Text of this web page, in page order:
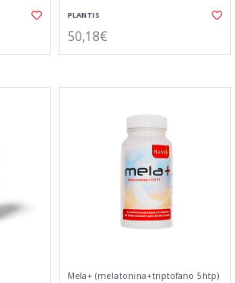
PLANTIS
50,18€
Mela+ (melatonina+triptofano 5htp)